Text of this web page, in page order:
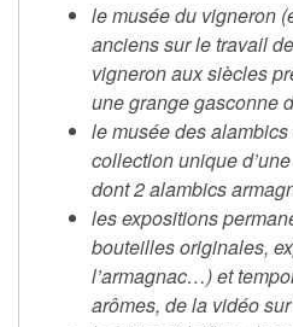
le musée du vigneron
anciens sur le travail
vigneron aux siècles
une grange gasconne
le musée des
collection unique
dont 2 alambics
les expositions
bouteilles originales,
l’armagnac…) et
arômes, de la vidéo